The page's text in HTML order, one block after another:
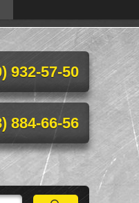
932-57-50
884-66-56